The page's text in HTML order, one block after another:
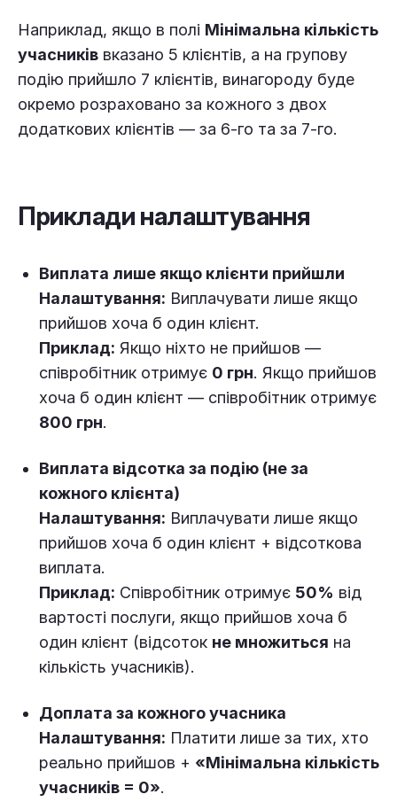
Наприклад, якщо в полі Мінімальна кількість
учасників вказано 5 клієнтів, а на групову
подію прийшло 7 клієнтів, винагороду буде
окремо розраховано за кожного з двох
додаткових клієнтів — за 6-го та за 7-го.
Приклади налаштування
Виплата лише якщо клієнти прийшли
Налаштування: Виплачувати лише якщо
прийшов хоча б один клієнт.
Приклад: Якщо ніхто не прийшов —
співробітник отримує 0 грн. Якщо прийшов
хоча б один клієнт — співробітник отримує
800 грн.
Виплата відсотка за подію (не за
кожного клієнта)
Налаштування: Виплачувати лише якщо
прийшов хоча б один клієнт + відсоткова
виплата.
Приклад: Співробітник отримує 50% від
вартості послуги, якщо прийшов хоча б
один клієнт (відсоток не множиться на
кількість учасників).
Доплата за кожного учасника
Налаштування: Платити лише за тих, хто
реально прийшов + «Мінімальна кількість
учасників = 0».